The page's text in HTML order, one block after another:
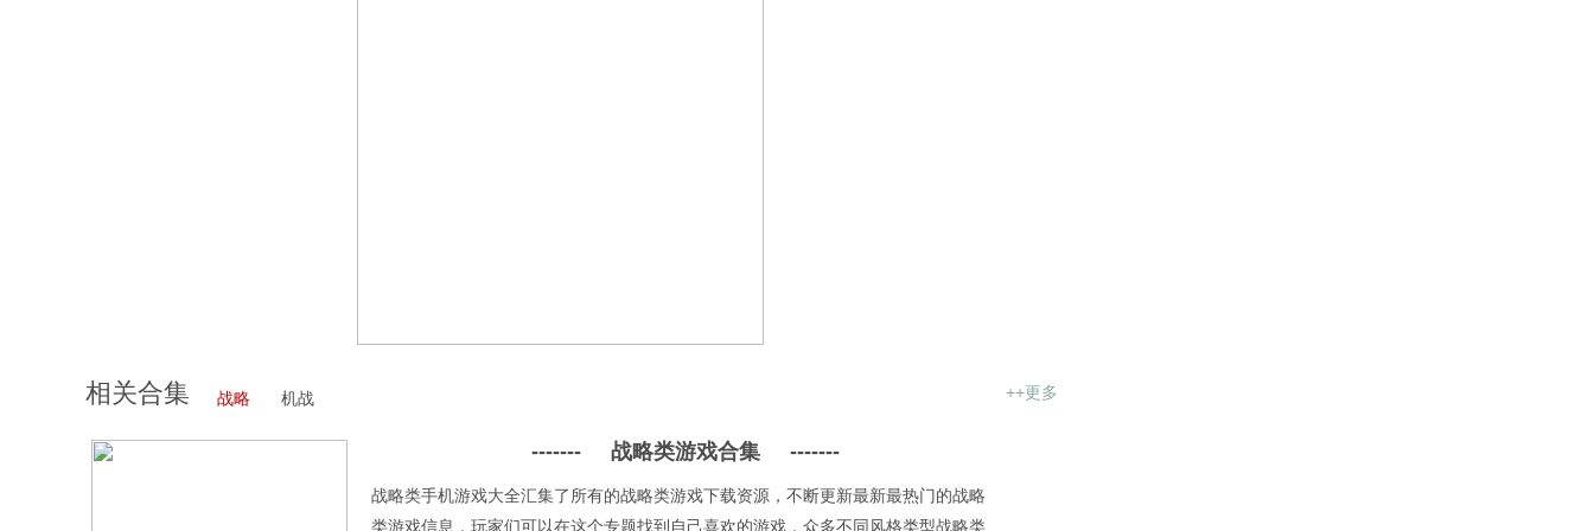
相关合集 战略 机战 ++更多
------- 战略类游戏合集 -------
战略类手机游戏大全汇集了所有的战略类游戏下载资源，不断更新最新最热门的战略
类游戏信息，玩家们可以在这个专题找到自己喜欢的游戏，众多不同风格类型战略类